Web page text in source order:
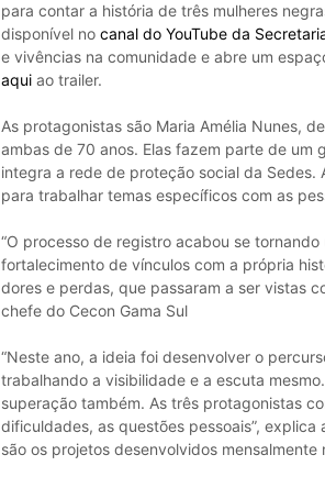
para contar a história de três mulheres
disponível no canal do YouTube da
e vivências na comunidade e abre um
aquiao trailer.
As protagonistas são Maria Amélia Nunes,
ambas de 70 anos. Elas fazem parte de um
integra a rede de proteção social da
para trabalhar temas específicos com as
“O processo de registro acabou se
fortalecimento de vínculos com a própria
dores e perdas, que passaram a ser vistas
chefe do Cecon Gama Sul
“Neste ano, a ideia foi desenvolver o
trabalhando a visibilidade e a escuta
superação também. As três protagonistas
dificuldades, as questões pessoais”, explica
são os projetos desenvolvidos mensalmente